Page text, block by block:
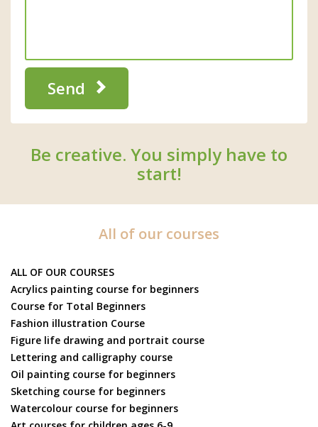
Send
Be creative. You simply have to
start!
All of our courses
ALL OF OUR COURSES
Acrylics painting course for beginners
Course for Total Beginners
Fashion illustration Course
Figure life drawing and portrait course
Lettering and calligraphy course
Oil painting course for beginners
Sketching course for beginners
Watercolour course for beginners